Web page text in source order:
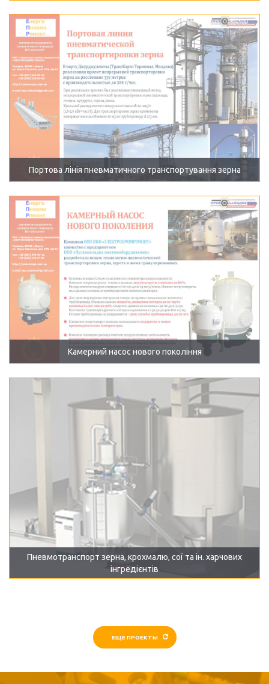
Портова лінія пневматичного транспортування зерна
Камерний насос нового покоління
Пневмотранспорт зерна, крохмалю, сої та ін. харчових
інгредієнтів
ЕЩЕ ПРОЕКТЫ